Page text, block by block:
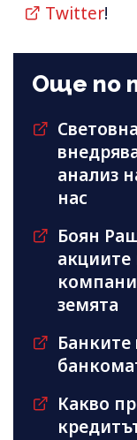
Twitter!
Още по
анализ
нас
Боян
земята
Банките
Какво